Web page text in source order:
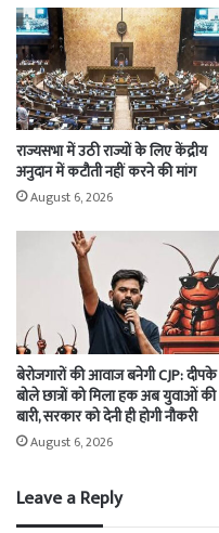
राज्यसभा में उठी राज्यों के लिए केंद्रीय
अनुदान में कटौती नहीं करने की मांग
August 6, 2026
बेरोजगारों की आवाज बनेगी CJP: दीपके
बोले छात्रों को मिला हक अब युवाओं की
बारी, सरकार को देनी ही होगी नौकरी
August 6, 2026
Leave a Reply